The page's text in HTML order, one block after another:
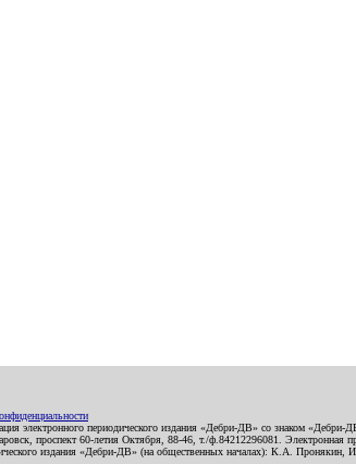
электронного периодического издания «Дебри-ДВ» со знаком
проспект 60-летия Октября, 88-46, т./ф.84212296081. Электронная
издания «Дебри-ДВ» (на общественных началах): К.А.